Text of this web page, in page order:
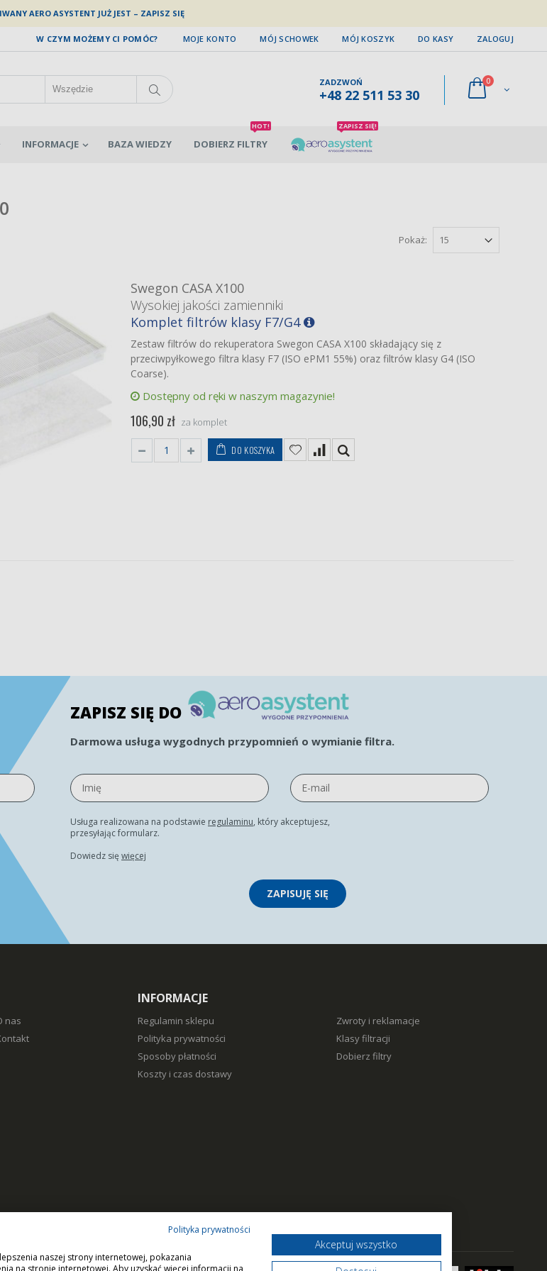
AERO ASYSTENT JUŻ JEST – ZAPISZ SIĘ
MOJE KONTO MÓJ SCHOWEK MÓJ KOSZYK DO KASY ZALOGUJ
W CZYM MOŻEMY CI POMÓC?
ZADZWOŃ
+48 22 511 53 30
0
INFORMACJE BAZA WIEDZY DOBIERZ FILTRY
HOT! ZAPISZ SIĘ!
Pokaż:
Swegon CASA X100
Wysokiej jakości zamienniki
Komplet filtrów klasy F7/G4
Zestaw filtrów do rekuperatora Swegon CASA X100 składający się z
przeciwpyłkowego filtra klasy F7 (ISO ePM1 55%) oraz filtrów klasy G4 (ISO
Coarse).
Dostępny od ręki w naszym magazynie!
106,90 zł za komplet
DO KOSZYKA
ZAPISZ SIĘ DO
Darmowa usługa wygodnych przypomnień o wymianie filtra.
Usługa realizowana na podstawie regulaminu, który akceptujesz,
przesyłając formularz.
Dowiedz się więcej
ZAPISUJĘ SIĘ
nas
INFORMACJE
Regulamin sklepu
Polityka prywatności
Sposoby płatności
Koszty i czas dostawy
Zwroty i reklamacje
Klasy filtracji
Dobierz filtry
Polityka prywatności
naszej strony internetowej, pokazania
na stronie internetowej. Aby uzyskać więcej informacji na
Akceptuj wszystko